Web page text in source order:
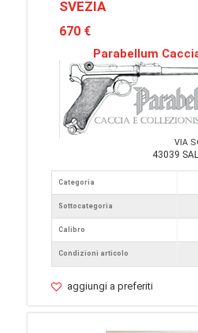
SVEZIA
670 €
Parabellum
VIA
43039
Categoria
Sottocategoria
Calibro
Condizioni articolo
aggiungi a preferiti